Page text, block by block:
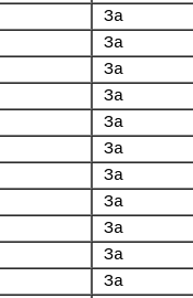
За
За
За
За
За
За
За
За
За
За
За